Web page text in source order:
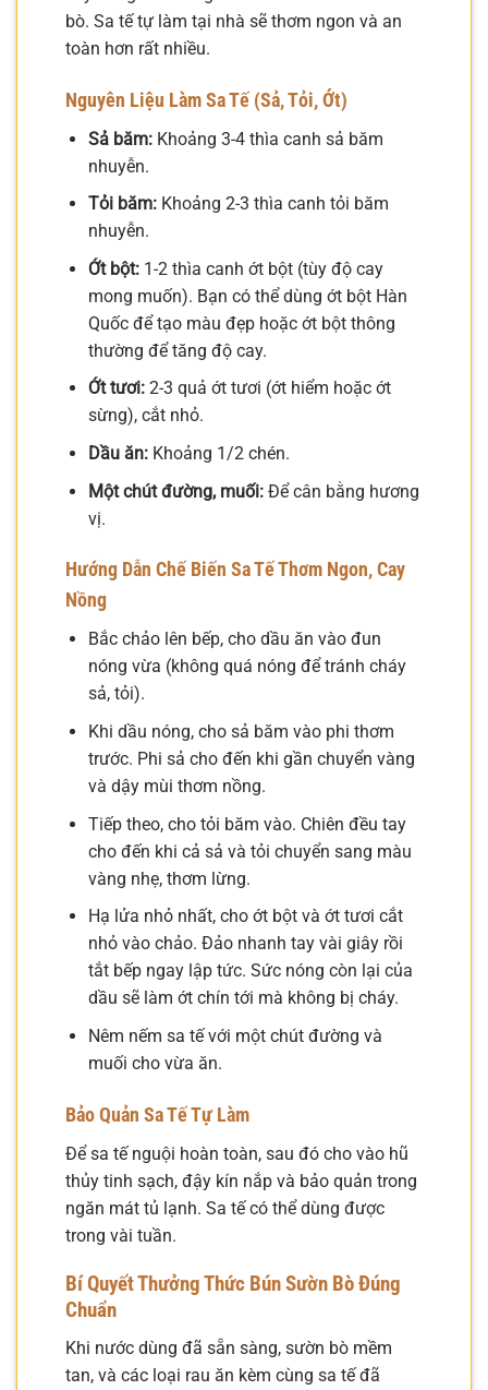
bò. Sa tế tự làm tại nhà sẽ thơm ngon và an
toàn hơn rất nhiều.
Nguyên Liệu Làm Sa Tế (Sả, Tỏi, Ớt)
Sả băm:Khoảng 3-4 thìa canh sả băm
nhuyễn.
Tỏi băm:Khoảng 2-3 thìa canh tỏi băm
nhuyễn.
Ớt bột:1-2 thìa canh ớt bột (tùy độ cay
mong muốn). Bạn có thể dùng ớt bột Hàn
Quốc để tạo màu đẹp hoặc ớt bột thông
thường để tăng độ cay.
Ớt tươi:2-3 quả ớt tươi (ớt hiểm hoặc ớt
sừng), cắt nhỏ.
Dầu ăn:Khoảng 1/2 chén.
Một chút đường, muối:Để cân bằng hương
vị.
Hướng Dẫn Chế Biến Sa Tế Thơm Ngon, Cay
Nồng
Bắc chảo lên bếp, cho dầu ăn vào đun
nóng vừa (không quá nóng để tránh cháy
sả, tỏi).
Khi dầu nóng, cho sả băm vào phi thơm
trước. Phi sả cho đến khi gần chuyển vàng
và dậy mùi thơm nồng.
Tiếp theo, cho tỏi băm vào. Chiên đều tay
cho đến khi cả sả và tỏi chuyển sang màu
vàng nhẹ, thơm lừng.
Hạ lửa nhỏ nhất, cho ớt bột và ớt tươi cắt
nhỏ vào chảo. Đảo nhanh tay vài giây rồi
tắt bếp ngay lập tức. Sức nóng còn lại của
dầu sẽ làm ớt chín tới mà không bị cháy.
Nêm nếm sa tế với một chút đường và
muối cho vừa ăn.
Bảo Quản Sa Tế Tự Làm
Để sa tế nguội hoàn toàn, sau đó cho vào hũ
thủy tinh sạch, đậy kín nắp và bảo quản trong
ngăn mát tủ lạnh. Sa tế có thể dùng được
trong vài tuần.
Bí Quyết Thưởng Thức Bún Sườn Bò Đúng
Chuẩn
Khi nước dùng đã sẵn sàng, sườn bò mềm
tan, và các loại rau ăn kèm cùng sa tế đã